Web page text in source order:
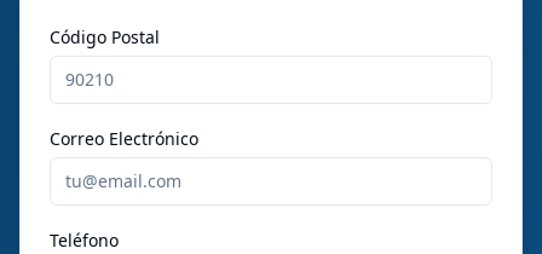
Código Postal
Correo Electrónico
Teléfono